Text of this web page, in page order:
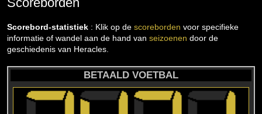
Scorebord-statistiek : Klik op de scoreborden voor specifieke
informatie of wandel aan de hand van seizoenen door de
geschiedenis van Heracles.
BETAALD VOETBAL